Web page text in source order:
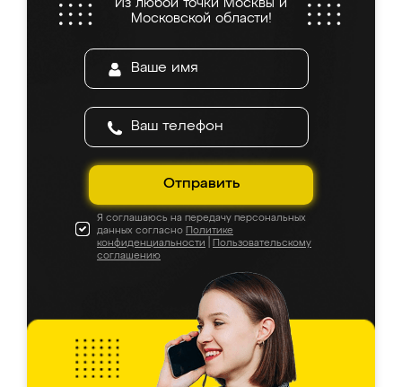
Из любой точки Москвы и
Московской области!
Отправить
Я соглашаюсь на передачу персональных
данных согласно Политике
конфиденциальности
Пользовательскому
соглашению